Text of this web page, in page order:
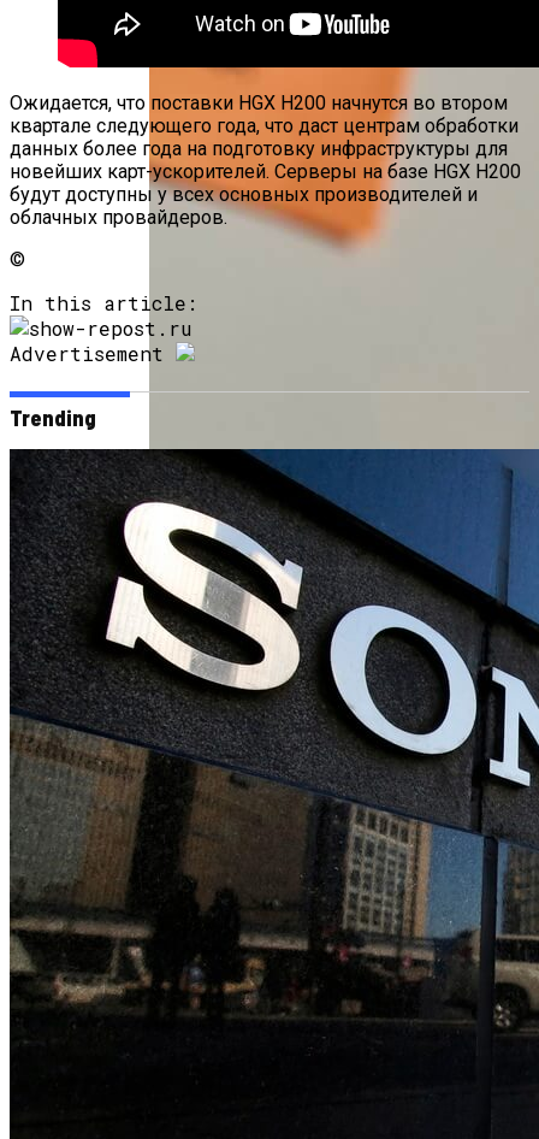
И Assassin’s Creed
Ожидается, что поставки HGX H200 начнутся во втором
квартале следующего года, что даст центрам обработки
данных более года на подготовку инфраструктуры для
новейших карт-ускорителей. Серверы на базе HGX H200
будут доступны у всех основных производителей и
облачных провайдеров.
©
In this article:
Advertisement
Trending